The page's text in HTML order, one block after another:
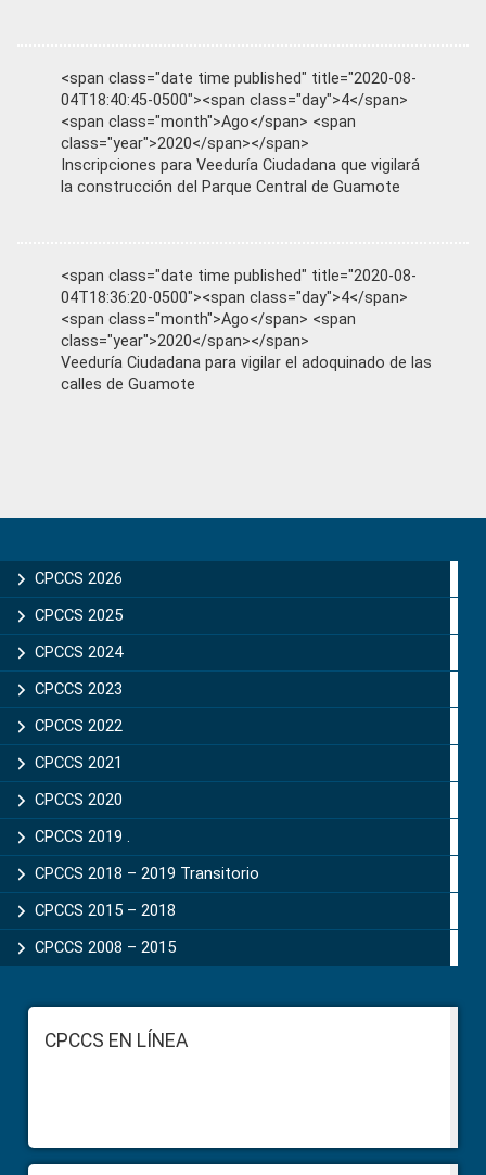
<span class="date time published" title="2020-08-
04T18:40:45-0500"><span class="day">4</span>
<span class="month">Ago</span> <span
class="year">2020</span></span>
Inscripciones para Veeduría Ciudadana que vigilará
la construcción del Parque Central de Guamote
<span class="date time published" title="2020-08-
04T18:36:20-0500"><span class="day">4</span>
<span class="month">Ago</span> <span
class="year">2020</span></span>
Veeduría Ciudadana para vigilar el adoquinado de las
calles de Guamote
Sidebar
CPCCS 2026
CPCCS 2025
CPCCS 2024
CPCCS 2023
CPCCS 2022
CPCCS 2021
CPCCS 2020
CPCCS 2019 .
CPCCS 2018 – 2019 Transitorio
CPCCS 2015 – 2018
CPCCS 2008 – 2015
FooterCPCCS EN LÍNEA